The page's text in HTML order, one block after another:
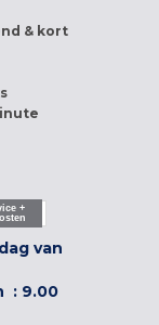
& kort
+
van
: 9.00